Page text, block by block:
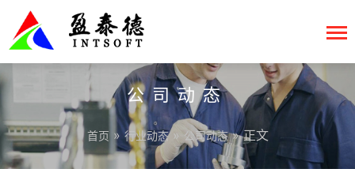
公司动态
首页 »行业动态» 公司动态» 正文